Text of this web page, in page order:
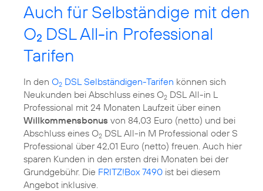
Auch für Selbständige mit den
O2 DSL All-in Professional
Tarifen
In den O2 DSL Selbständigen-Tarifen können sich
Neukunden bei Abschluss eines O2 DSL All-in L
Professional mit 24 Monaten Laufzeit über einen
Willkommensbonus von 84,03 Euro (netto) und bei
Abschluss eines O2 DSL All-in M Professional oder S
Professional über 42,01 Euro (netto) freuen. Auch hier
sparen Kunden in den ersten drei Monaten bei der
Grundgebühr. Die FRITZ!Box 7490 ist bei diesem
Angebot inklusive.